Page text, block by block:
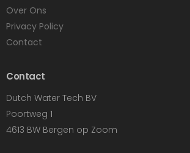
Over Ons
Privacy Policy
Contact
Contact
Dutch Water Tech BV
Poortweg 1
4613 BW Bergen op Zoom